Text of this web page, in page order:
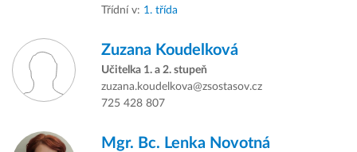
Třídní v: 1. třída
Zuzana Koudelková
Učitelka 1. a 2. stupeň
zuzana.koudelkova@zsostasov.cz
725 428 807
Mgr. Bc. Lenka Novotná